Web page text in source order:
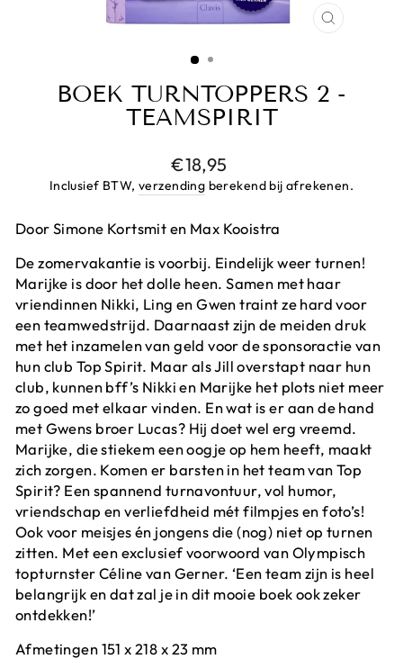
CLOSE
BOEK TURNTOPPERS 2 -
TEAMSPIRIT
Prijs
€18,95
Inclusief BTW,verzending berekend bij afrekenen.
Door Simone Kortsmit en Max Kooistra
De zomervakantie is voorbij. Eindelijk weer turnen!
Marijke is door het dolle heen. Samen met haar
vriendinnen Nikki, Ling en Gwen traint ze hard voor
een teamwedstrijd. Daarnaast zijn de meiden druk
met het inzamelen van geld voor de sponsoractie van
hun club Top Spirit. Maar als Jill overstapt naar hun
club, kunnen bff’s Nikki en Marijke het plots niet meer
zo goed met elkaar vinden. En wat is er aan de hand
met Gwens broer Lucas? Hij doet wel erg vreemd.
Marijke, die stiekem een oogje op hem heeft, maakt
zich zorgen. Komen er barsten in het team van Top
Spirit? Een spannend turnavontuur, vol humor,
vriendschap en verliefdheid mét filmpjes en foto’s!
Ook voor meisjes én jongens die (nog) niet op turnen
zitten. Met een exclusief voorwoord van Olympisch
topturnster Céline van Gerner. ‘Een team zijn is heel
belangrijk en dat zal je in dit mooie boek ook zeker
ontdekken!’
Afmetingen 151 x 218 x 23 mm